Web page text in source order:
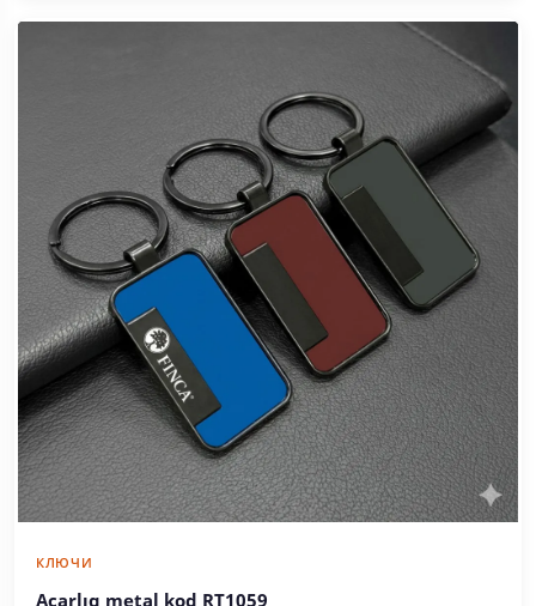
КЛЮЧИ
Açarlıq metal kod RT1059